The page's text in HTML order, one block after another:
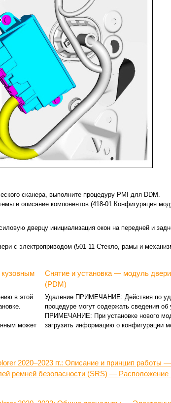
сканера, выполните процедуру PMI для DDM.
и описание компонентов (418-01 Конфигурация
дверцу инициализация окон на передней и
с электроприводом (501-11 Стекло, рамы и
в этой
может
Снятие и установка — модуль
(PDM)
Удаление ПРИМЕЧАНИЕ: Действия по
процедуре могут содержать сведения об
ПРИМЕЧАНИЕ: При установке нового
загрузить информацию о конфигурации
2020–2023 гг.: Описание и принцип работы
ремней безопасности (SRS) — Расположение